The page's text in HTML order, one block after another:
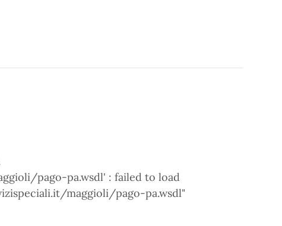
pago-pa.wsdl' : failed to load
maggioli/pago-pa.wsdl"